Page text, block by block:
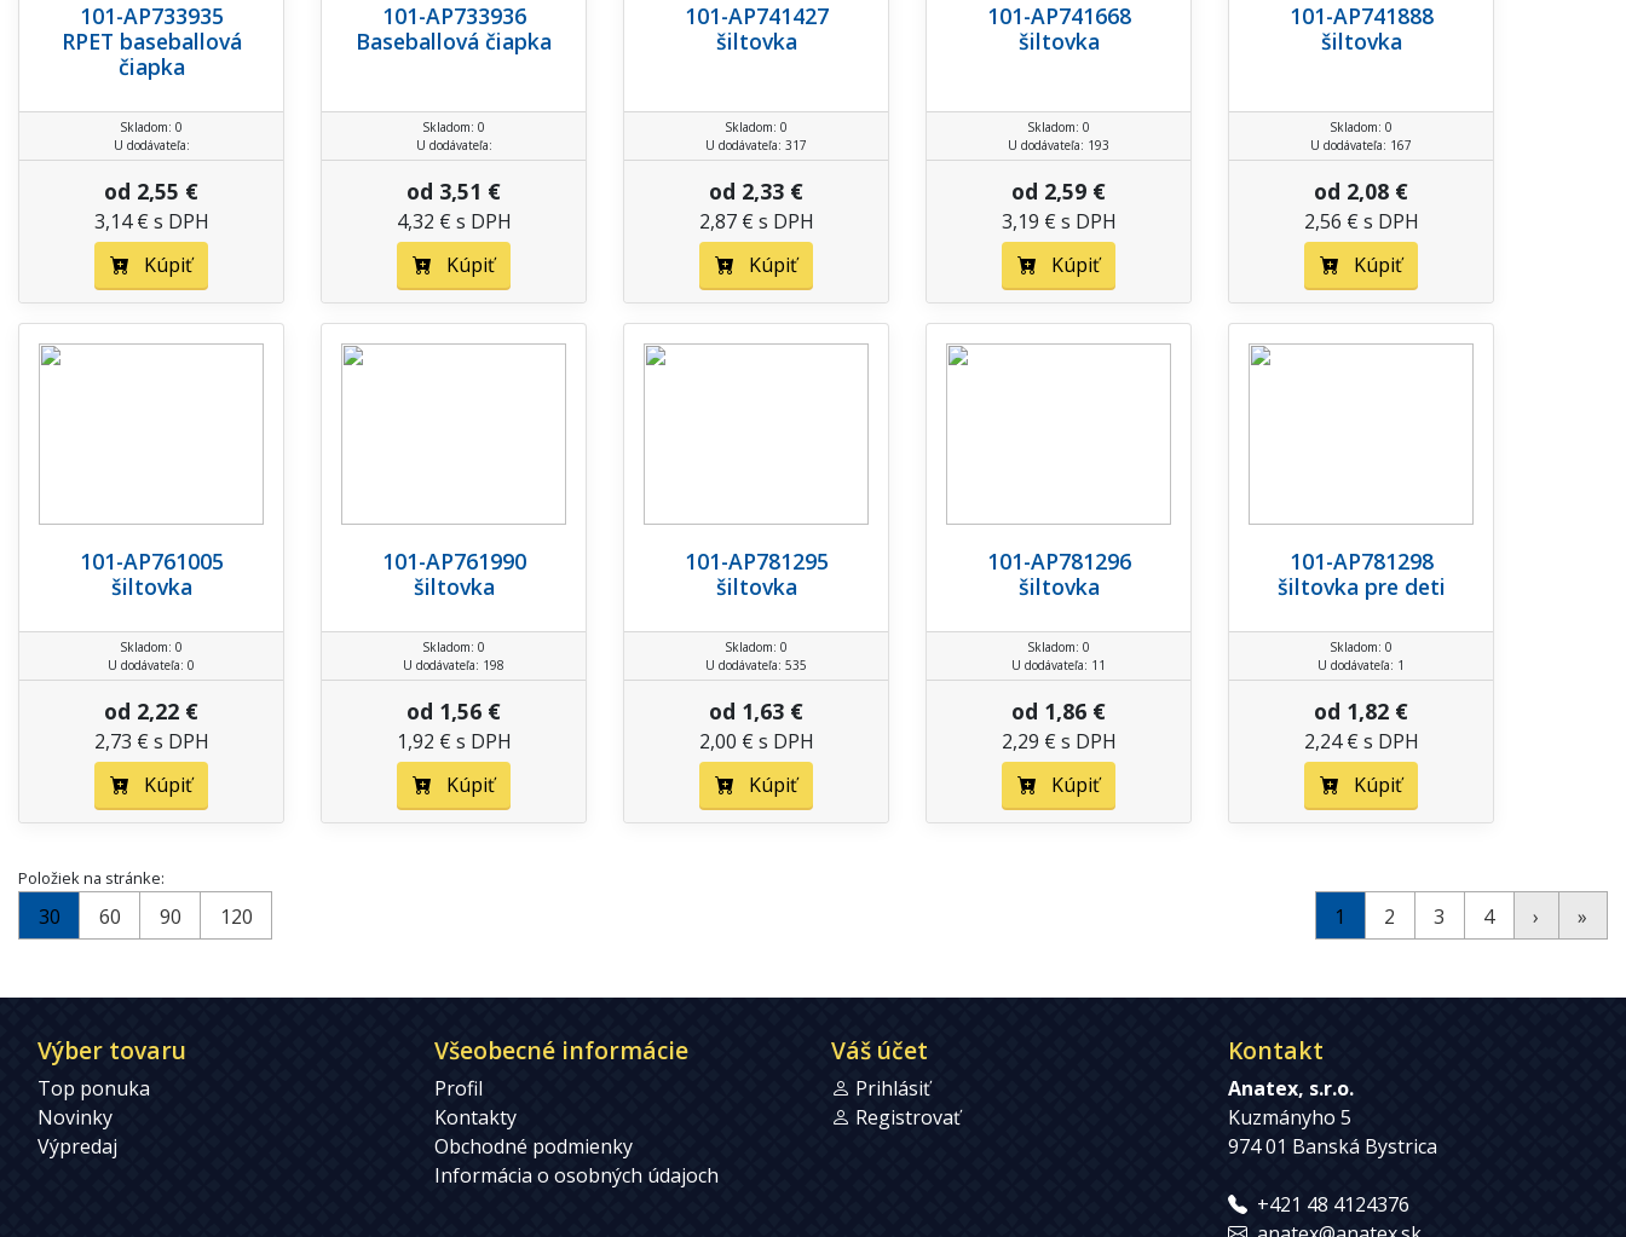
101-AP733935
RPET baseballová
čiapka
Skladom: 0
U dodávateľa:
od 2,55 €
3,14 € s DPH
Kúpiť
101-AP733936
Baseballová čiapka
Skladom: 0
U dodávateľa:
od 3,51 €
4,32 € s DPH
Kúpiť
101-AP741427
šiltovka
Skladom: 0
U dodávateľa: 317
od 2,33 €
2,87 € s DPH
Kúpiť
101-AP741668
šiltovka
Skladom: 0
U dodávateľa: 193
od 2,59 €
3,19 € s DPH
Kúpiť
101-AP741888
šiltovka
Skladom: 0
U dodávateľa: 167
od 2,08 €
2,56 € s DPH
Kúpiť
101-AP761005
šiltovka
Skladom: 0
U dodávateľa: 0
od 2,22 €
2,73 € s DPH
Kúpiť
101-AP761990
šiltovka
Skladom: 0
U dodávateľa: 198
od 1,56 €
1,92 € s DPH
Kúpiť
101-AP781295
šiltovka
Skladom: 0
U dodávateľa: 535
od 1,63 €
2,00 € s DPH
Kúpiť
101-AP781296
šiltovka
Skladom: 0
U dodávateľa: 11
od 1,86 €
2,29 € s DPH
Kúpiť
101-AP781298
šiltovka pre deti
Skladom: 0
U dodávateľa: 1
od 1,82 €
2,24 € s DPH
Kúpiť
Položiek na stránke:
30 60 90 120 1 2 3 4 › »
Výber tovaru
Top ponuka
Novinky
Výpredaj
Všeobecné informácie
Profil
Kontakty
Obchodné podmienky
Informácia o osobných údajoch
Váš účet
Prihlásiť
Registrovať
Kontakt
Anatex, s.r.o.
Kuzmányho 5
974 01 Banská Bystrica
+421 48 4124376